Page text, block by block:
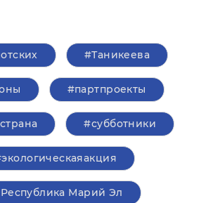
#Таникеева
#партпроекты
#субботники
Марий Эл